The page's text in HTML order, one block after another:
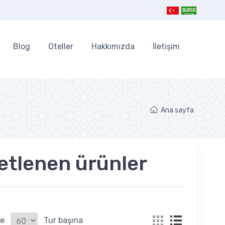
Blog Oteller Hakkımızda İletişim
Ana sayfa
ürünler
Tur başına